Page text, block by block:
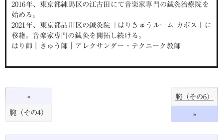
2016年、東京都練馬区の江古田にて音楽家専門の鍼灸治療院を
始める。
2021年、東京都品川区の鍼灸院「はりきゅうルーム カポス」に
移籍。音楽家専門の鍼灸を開拓し続ける。
はり師｜きゅう師｜アレクサンダー・テクニーク教師
«
腕（その4）
腕（その6）
»